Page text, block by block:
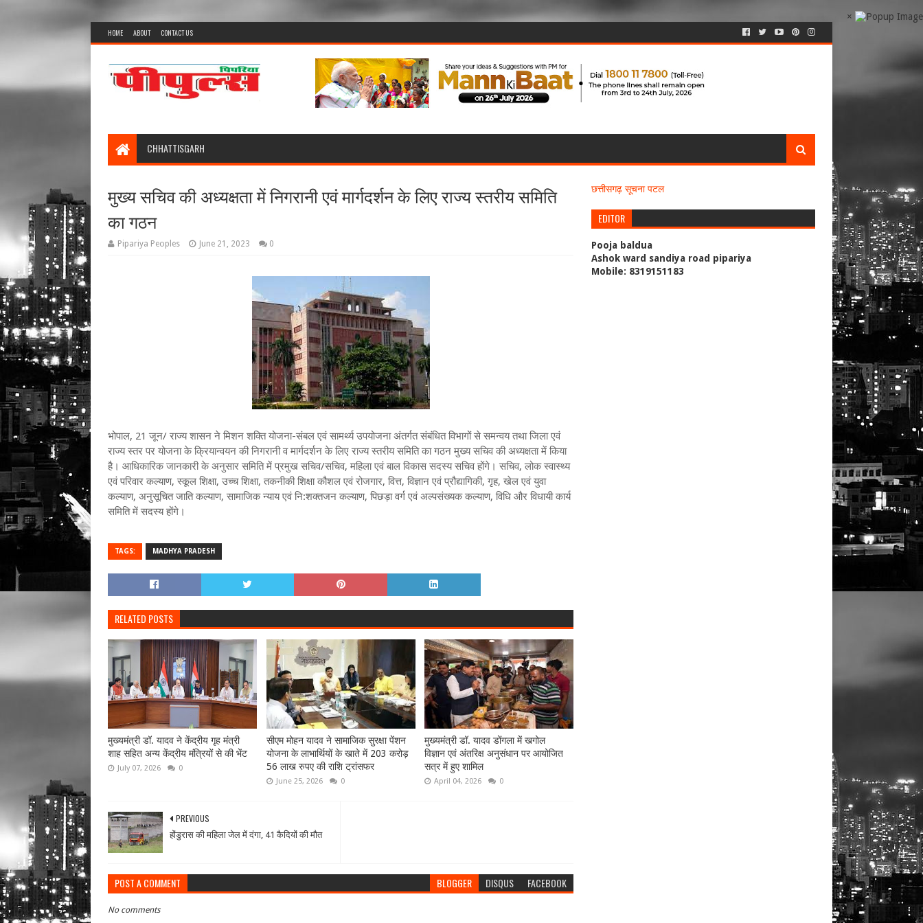
×
HOME ABOUT CONTACT US
CHHATTISGARH
मुख्य सचिव की अध्यक्षता में निगरानी एवं मार्गदर्शन के लिए राज्य स्तरीय समिति
का गठन
Pipariya Peoples June 21, 2023 0
भोपाल, 21 जून/ राज्य शासन ने मिशन शक्ति योजना-संबल एवं सामर्थ्य उपयोजना अंतर्गत संबंधित विभागों से समन्वय तथा जिला एवं
राज्य स्तर पर योजना के क्रियान्वयन की निगरानी व मार्गदर्शन के लिए राज्य स्तरीय समिति का गठन मुख्य सचिव की अध्यक्षता में किया
है। आधिकारिक जानकारी के अनुसार समिति में प्रमुख सचिव/सचिव, महिला एवं बाल विकास सदस्य सचिव होंगे। सचिव, लोक स्वास्थ्य
एवं परिवार कल्याण, स्कूल शिक्षा, उच्च शिक्षा, तकनीकी शिक्षा कौशल एवं रोजगार, वित्त, विज्ञान एवं प्रौद्यागिकी, गृह, खेल एवं युवा
कल्याण, अनुसूचित जाति कल्याण, सामाजिक न्याय एवं नि:शक्तजन कल्याण, पिछड़ा वर्ग एवं अल्पसंख्यक कल्याण, विधि और विधायी कार्य
समिति में सदस्य होंगे।
TAGS: MADHYA PRADESH
RELATED POSTS
मुख्यमंत्री डॉ. यादव ने केंद्रीय गृह मंत्री
शाह सहित अन्य केंद्रीय मंत्रियों से की भेंट
July 07, 2026 0
सीएम मोहन यादव ने सामाजिक सुरक्षा पेंशन
योजना के लाभार्थियों के खाते में 203 करोड़
56 लाख रुपए की राशि ट्रांसफर
June 25, 2026 0
मुख्यमंत्री डॉ. यादव डोंगला में खगोल
विज्ञान एवं अंतरिक्ष अनुसंधान पर आयोजित
सत्र में हुए शामिल
April 04, 2026 0
PREVIOUS
होंडुरास की महिला जेल में दंगा, 41 कैदियों की मौत
POST A COMMENT BLOGGER DISQUS FACEBOOK
No comments
छत्तीसगढ़ सूचना पटल
EDITOR
Pooja baldua
Ashok ward sandiya road pipariya
Mobile: 8319151183